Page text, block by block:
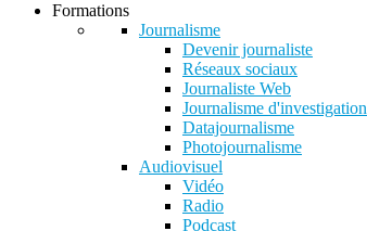
Formations
Journalisme
Devenir journaliste
Réseaux sociaux
Journaliste Web
Journalisme d'investigation
Datajournalisme
Photojournalisme
Audiovisuel
Vidéo
Radio
Podcast